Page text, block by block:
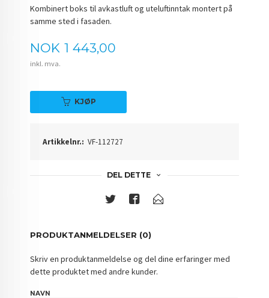
Kombinert boks til avkastluft og uteluftinntak montert på
samme sted i fasaden.
Pris
NOK 1 443,00
inkl. mva.
KJØP
Artikkelnr.: VF-112727
DEL DETTE
PRODUKTANMELDELSER (0)
Skriv en produktanmeldelse og del dine erfaringer med
dette produktet med andre kunder.
NAVN